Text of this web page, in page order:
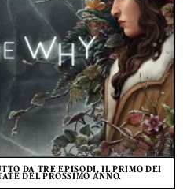
DA TRE EPISODI, IL PRIMO DEI
DEL PROSSIMO ANNO.